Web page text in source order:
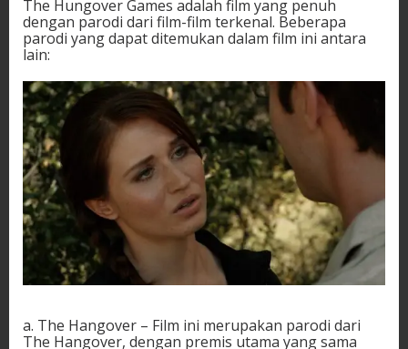
The Hungover Games adalah film yang penuh
dengan parodi dari film-film terkenal. Beberapa
parodi yang dapat ditemukan dalam film ini antara
lain:
a. The Hangover – Film ini merupakan parodi dari
The Hangover, dengan premis utama yang sama